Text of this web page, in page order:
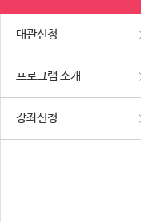
대관신청
프로그램 소개
강좌신청